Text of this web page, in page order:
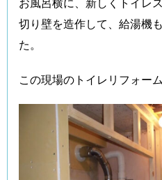
切り壁を造作して、給湯機
た。
この現場のトイレリフォー